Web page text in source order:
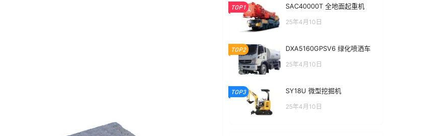
TOP1 SAC40000T 全地面起重机
25年4月10日
TOP2 DXA5160GPSV6 绿化喷洒车
25年4月10日
TOP3 SY18U 微型挖掘机
25年4月10日